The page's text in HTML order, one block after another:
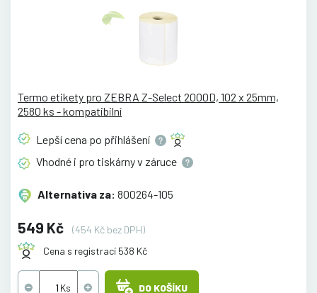
Termo etikety pro ZEBRA Z-Select 2000D, 102 x 25mm,
2580 ks - kompatibilní
Lepší cena po přihlášení
Vhodné i pro tiskárny v záruce
Alternativa za: 800264-105
549 Kč
(454 Kč bez DPH)
Cena s registrací 538 Kč
DO KOŠÍKU